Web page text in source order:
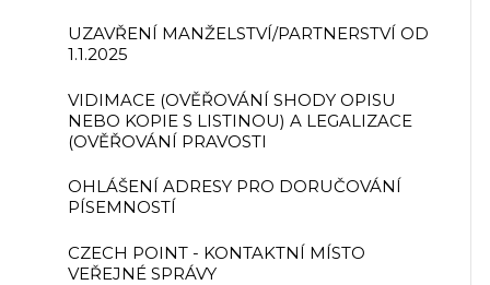
UZAVŘENÍ MANŽELSTVÍ/PARTNERSTVÍ OD
1.1.2025
VIDIMACE (OVĚŘOVÁNÍ SHODY OPISU
NEBO KOPIE S LISTINOU) A LEGALIZACE
(OVĚŘOVÁNÍ PRAVOSTI
OHLÁŠENÍ ADRESY PRO DORUČOVÁNÍ
PÍSEMNOSTÍ
CZECH POINT - KONTAKTNÍ MÍSTO
VEŘEJNÉ SPRÁVY